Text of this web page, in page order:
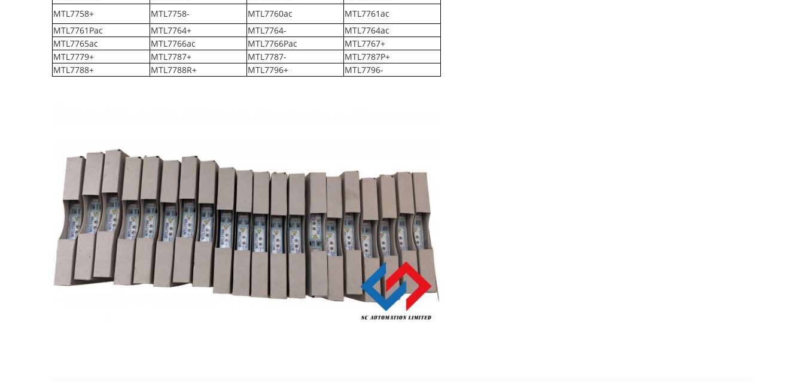
MTL7758+
MTL7758- MTL7760ac
MTL7761ac
MTL7761Pac
MTL7764+ MTL7764-
MTL7764ac
MTL7765ac
MTL7766ac MTL7766Pac
MTL7767+
MTL7779+
MTL7787+ MTL7787-
MTL7787P+
MTL7788+
MTL7788R+ MTL7796+ MTL7796-